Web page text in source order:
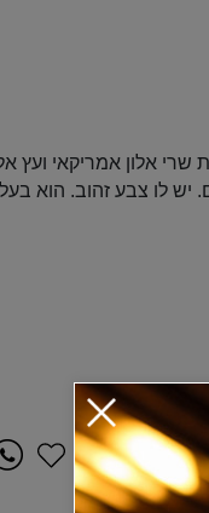
יש לו צבע זהוב.